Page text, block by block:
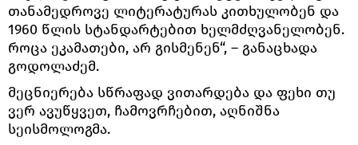
თანამედროვე ლიტერატურას კითხულობენ და
1960 წლის სტანდარტებით ხელმძღვანელობენ.
როცა ეკამათები, არ გისმენენ“, – განაცხადა
გოდოლაძემ.
მეცნიერება სწრაფად ვითარდება და ფეხი თუ
ვერ ავუწყვეთ, ჩამოვრჩებით, აღნიშნა
სეისმოლოგმა.